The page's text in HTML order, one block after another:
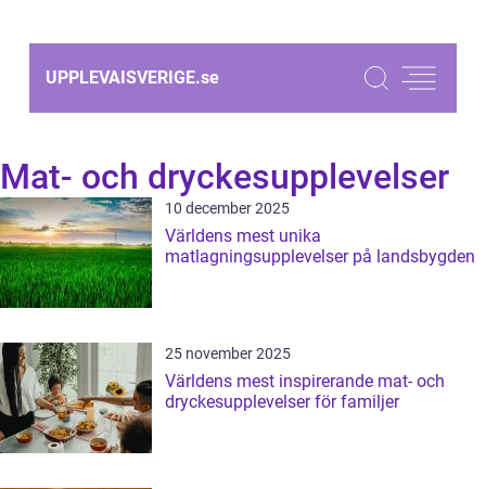
UPPLEVAISVERIGE.se
Mat- och dryckesupplevelser
10 december 2025
Världens mest unika
matlagningsupplevelser på landsbygden
25 november 2025
Världens mest inspirerande mat- och
dryckesupplevelser för familjer